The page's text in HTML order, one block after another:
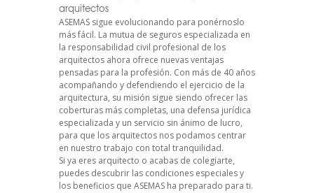
arquitectos
ASEMAS sigue evolucionando para ponérnoslo
más fácil. La mutua de seguros especializada en
la responsabilidad civil profesional de los
arquitectos ahora ofrece nuevas ventajas
pensadas para la profesión. Con más de 40 años
acompañando y defendiendo el ejercicio de la
arquitectura, su misión sigue siendo ofrecer las
coberturas más completas, una defensa jurídica
especializada y un servicio sin ánimo de lucro,
para que los arquitectos nos podamos centrar
en nuestro trabajo con total tranquilidad.
Si ya eres arquitecto o acabas de colegiarte,
puedes descubrir las condiciones especiales y
los beneficios que ASEMAS ha preparado para ti.